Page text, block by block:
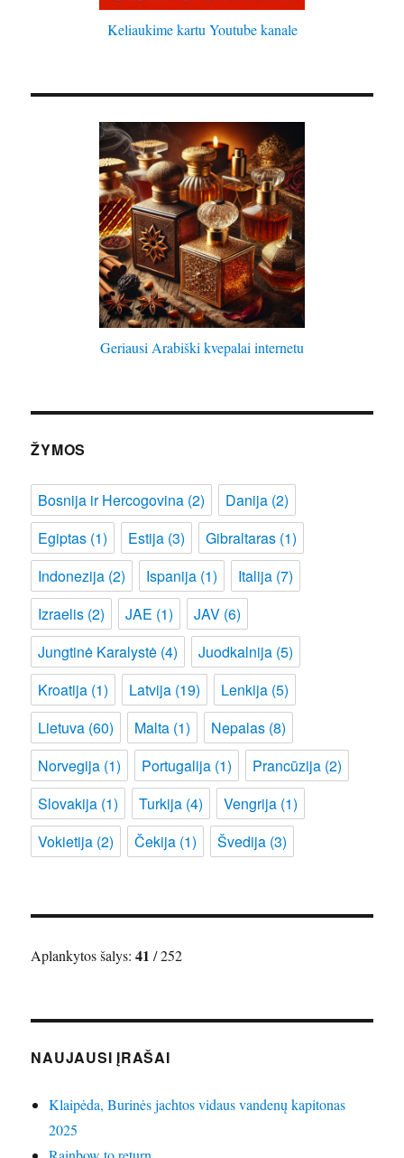
Keliaukime kartu Youtube kanale
Geriausi Arabiški kvepalai internetu
ŽYMOS
Bosnija ir Hercogovina (2) Danija (2)
Egiptas (1) Estija (3) Gibraltaras (1)
Indonezija (2) Ispanija (1) Italija (7)
Izraelis (2) JAE (1) JAV (6)
Jungtinė Karalystė (4) Juodkalnija (5)
Kroatija (1) Latvija (19) Lenkija (5)
Lietuva (60) Malta (1) Nepalas (8)
Norvegija (1) Portugalija (1) Prancūzija (2)
Slovakija (1) Turkija (4) Vengrija (1)
Vokietija (2) Čekija (1) Švedija (3)
Aplankytos šalys:41 / 252
NAUJAUSI ĮRAŠAI
Klaipėda, Burinės jachtos vidaus vandenų kapitonas
2025